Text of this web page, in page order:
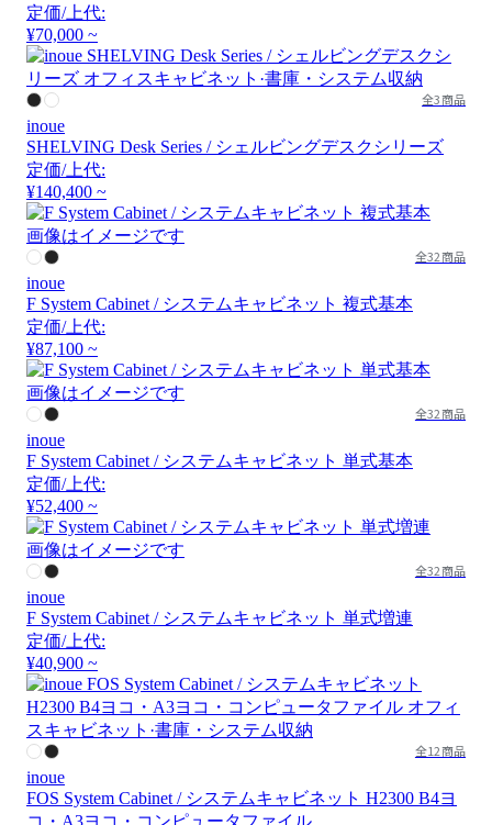
定価/上代:
¥70,000 ~
全3商品
inoue
SHELVING Desk Series / シェルビングデスクシリーズ
定価/上代:
¥140,400 ~
画像はイメージです
全32商品
inoue
F System Cabinet / システムキャビネット 複式基本
定価/上代:
¥87,100 ~
画像はイメージです
全32商品
inoue
F System Cabinet / システムキャビネット 単式基本
定価/上代:
¥52,400 ~
画像はイメージです
全32商品
inoue
F System Cabinet / システムキャビネット 単式増連
定価/上代:
¥40,900 ~
全12商品
inoue
FOS System Cabinet / システムキャビネット H2300 B4ヨ
コ・A3ヨコ・コンピュータファイル